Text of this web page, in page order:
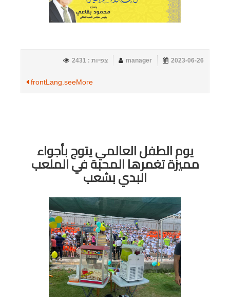
2023-06-26
manager צפיות : 2431
frontLang.seeMore
يوم الطفل العالمي يتوج بأجواء
مميزة تغمرها المحبة في الملعب
البدي بشعب